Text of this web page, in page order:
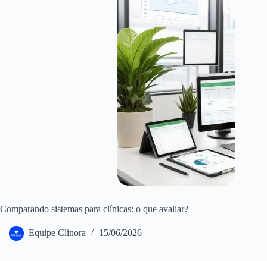
Comparando sistemas para clínicas: o que avaliar?
Equipe Clinora 15/06/2026